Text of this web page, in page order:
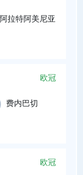
阿拉特阿美尼亚
欧冠
费内巴切
欧冠